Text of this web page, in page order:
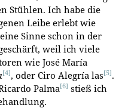
Stühlen. Ich habe die
Leibe erlebt wie
Sinne schon in der
weil ich viele
wie José María
[4], oder Ciro Alegría las[5].
Palma[6] stieß ich